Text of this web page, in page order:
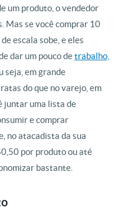
um produto, o vendedor
Mas se você comprar 10
escala sobe, e eles
dar um pouco detrabalho,
seja, em grande
do que no varejo, em
juntar uma lista de
e comprar
no atacadista da sua
por produto ou até
bastante.